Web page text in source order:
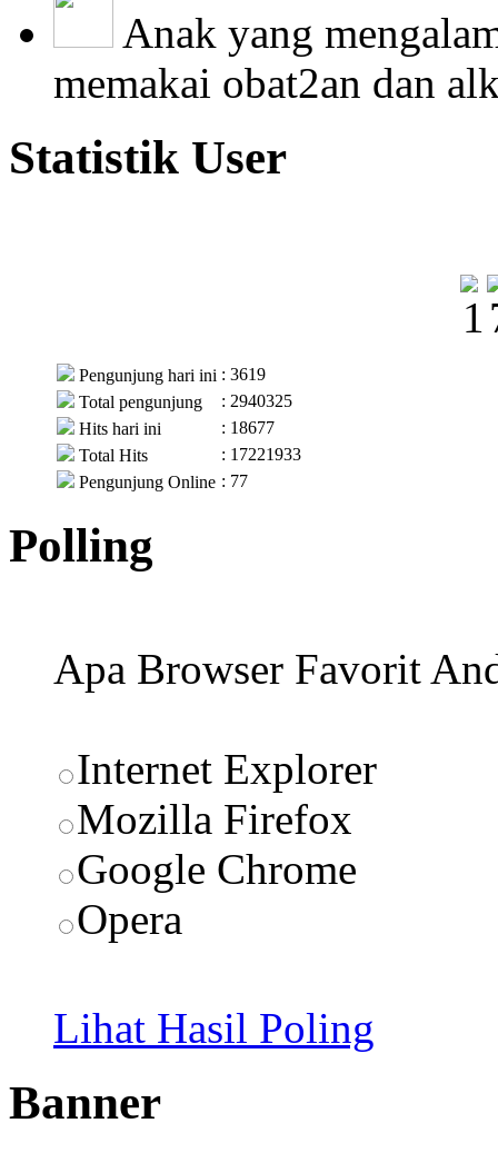
Anak yang
memakai obat2an dan
Statistik User
Pengunjung hari ini : 3619
Total pengunjung
: 2940325
Hits hari ini
: 18677
Total Hits
: 17221933
Pengunjung Online : 77
Polling
Apa Browser Favorit
Internet Explorer
Mozilla Firefox
Google Chrome
Opera
Lihat Hasil Poling
Banner